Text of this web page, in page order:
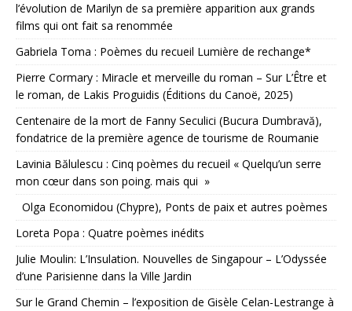
l’évolution de Marilyn de sa première apparition aux grands
films qui ont fait sa renommée
Gabriela Toma : Poèmes du recueil Lumière de rechange*
Pierre Cormary : Miracle et merveille du roman – Sur L’Être et
le roman, de Lakis Proguidis (Éditions du Canoë, 2025)
Centenaire de la mort de Fanny Seculici (Bucura Dumbravă),
fondatrice de la première agence de tourisme de Roumanie
Lavinia Bălulescu : Cinq poèmes du recueil « Quelqu’un serre
mon cœur dans son poing. mais qui »
Olga Economidou (Chypre), Ponts de paix et autres poèmes
Loreta Popa : Quatre poèmes inédits
Julie Moulin: L’Insulation. Nouvelles de Singapour – L’Odyssée
d’une Parisienne dans la Ville Jardin
Sur le Grand Chemin – l’exposition de Gisèle Celan-Lestrange à